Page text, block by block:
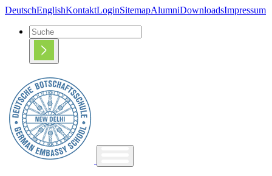
DeutschEnglishKontaktLoginSitemapAlumniDownloadsImpressum